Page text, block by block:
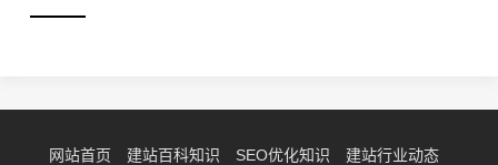
网站首页 建站百科知识 SEO优化知识 建站行业动态